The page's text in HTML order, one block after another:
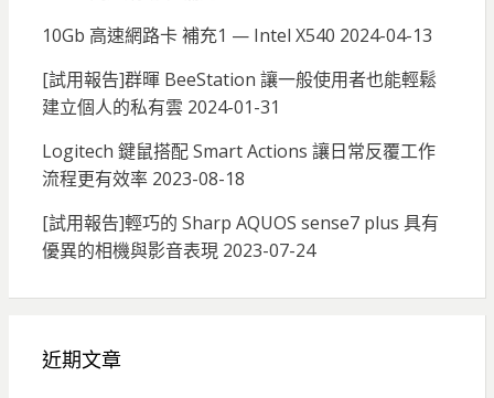
10Gb 高速網路卡 補充1 — Intel X540 2024-04-13
[試用報告]群暉 BeeStation 讓一般使用者也能輕鬆
建立個人的私有雲 2024-01-31
Logitech 鍵鼠搭配 Smart Actions 讓日常反覆工作
流程更有效率 2023-08-18
[試用報告]輕巧的 Sharp AQUOS sense7 plus 具有
優異的相機與影音表現 2023-07-24
近期文章